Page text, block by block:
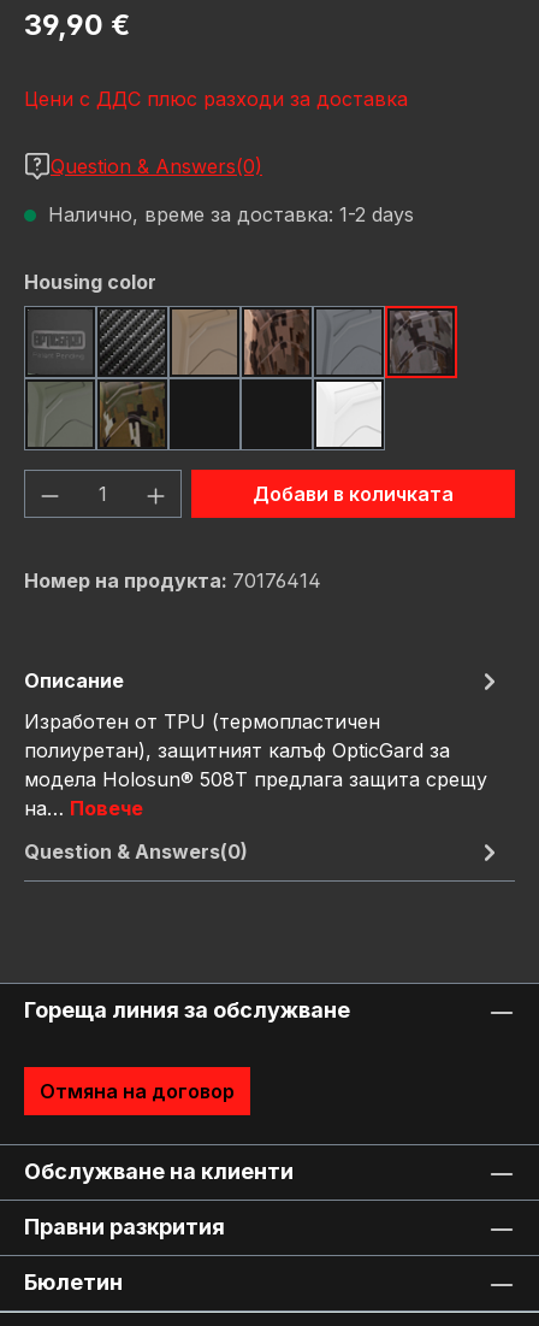
Редовна цена:
39,90 €
Цени с ДДС плюс разходи за доставка
Question & Answers(0)
Налично, време за доставка: 1-2 days
Избери
Housing color
Black Carbon FiberFDE (Flat Dark Earth)
FDE CamoGunmetalGunmetal
OD GreenOD Green Camo Red CamoWhite
Количество на продукта: Въведете
Добави в количката
Номер на продукта: 70176414
Описание
Изработен от TPU (термопластичен
полиуретан), защитният калъф OpticGard за
модела Holosun® 508T предлага защита срещу
на… Повече
Question & Answers(0)
Гореща линия за обслужване
Отмяна на договор
Обслужване на клиенти
Правни разкрития
Бюлетин